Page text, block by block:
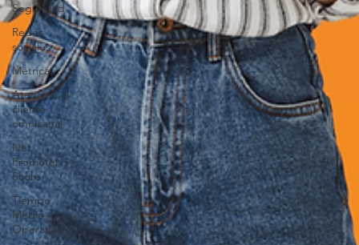
Seguridad
Redes
sociales
Métricas
Atención al
cliente
omnicanal
Net
Promoter
Score
Tiempo
Medio
Operativo